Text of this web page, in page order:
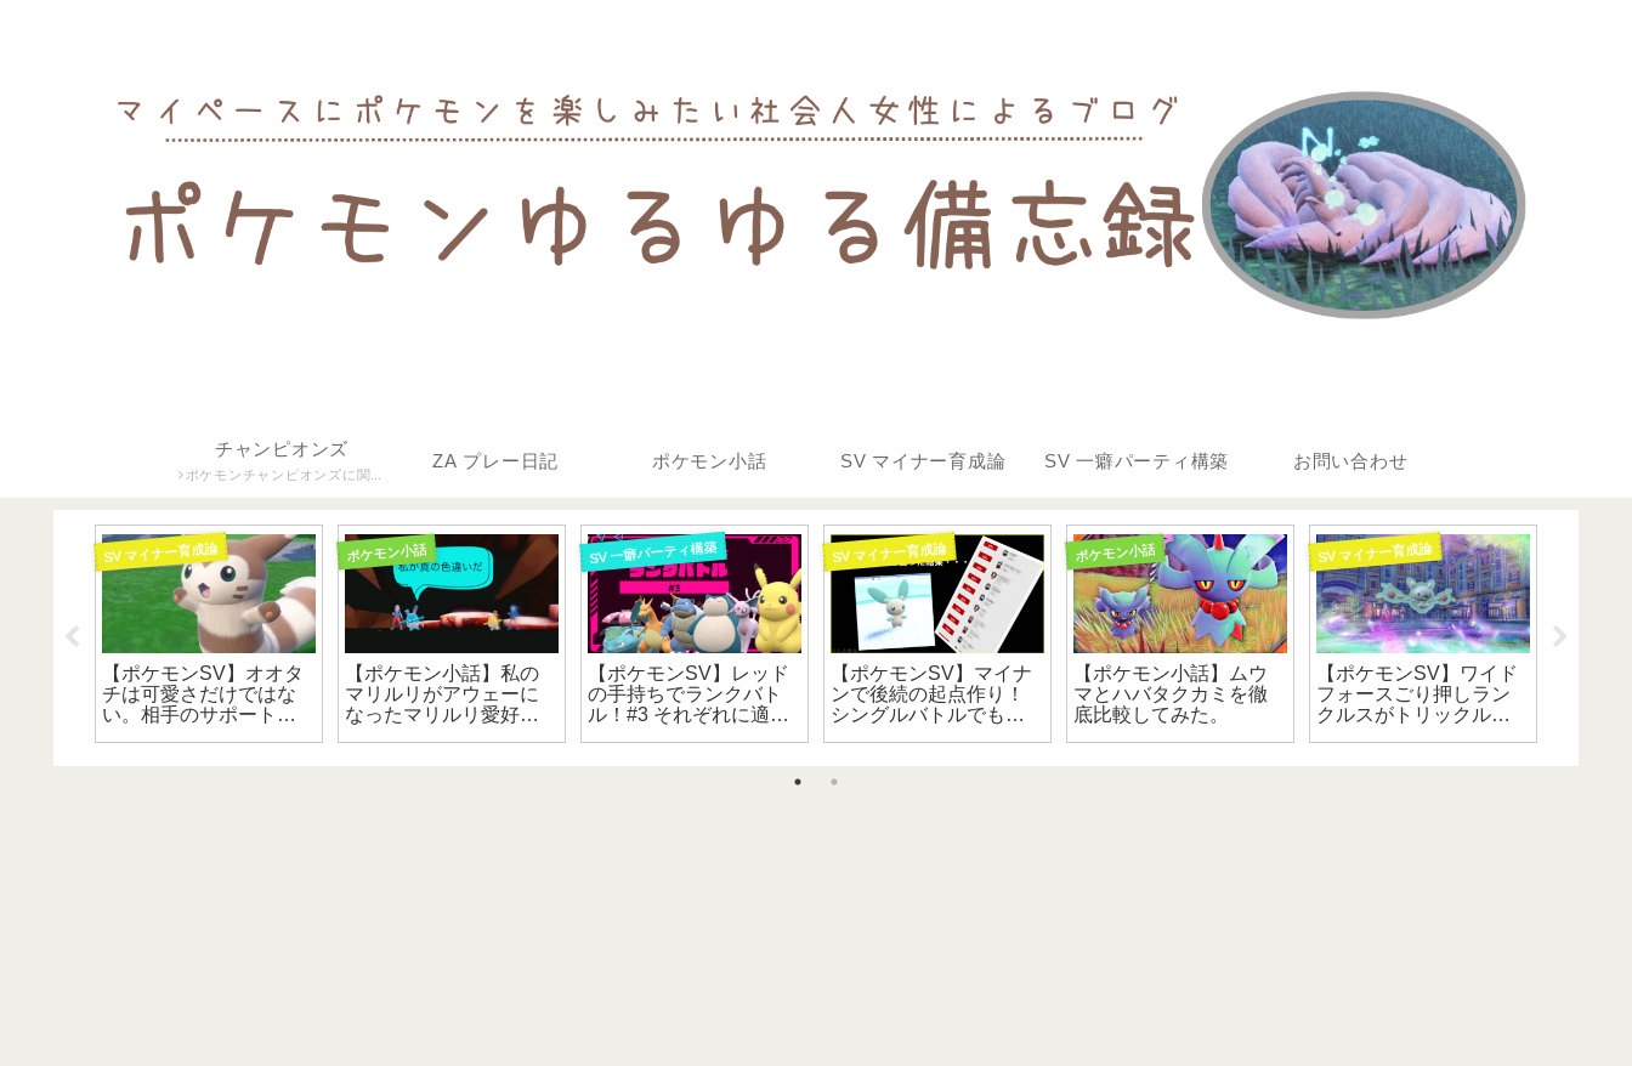
チャンピオンズ
ポケモンチャンピオンズに関す
ZA プレー日記 ポケモン小話 SV マイナー育成論 SV 一癖パーティ構築 お問い合わせ
SV マイナー育成論
【ポケモンSV】オオタ
チは可愛さだけではな
い。相手のサポート型
ポケモン小話
【ポケモン小話】私の
マリルリがアウェーに
なったマリルリ愛好会
SV 一癖パーティ構築
【ポケモンSV】レッド
の手持ちでランクバト
ル！#3 それぞれに適し
SV マイナー育成論
【ポケモンSV】マイナ
ンで後続の起点作り！
シングルバトルでも活
ポケモン小話
【ポケモン小話】ムウ
マとハバタクカミを徹
底比較してみた。
SV マイナー育成論
【ポケモンSV】ワイド
フォースごり押しラン
クルスがトリックルー